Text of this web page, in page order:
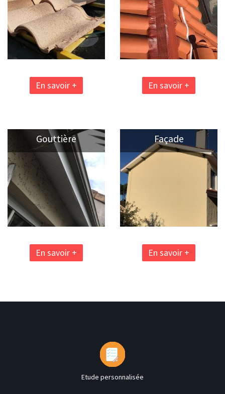
En savoir + En savoir +
Gouttière
En savoir +
Façade
En savoir +
Etude personnalisée